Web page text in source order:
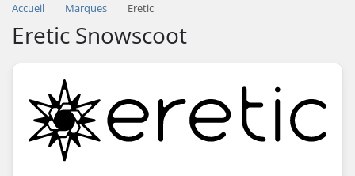
Accueil Marques Eretic
Eretic Snowscoot